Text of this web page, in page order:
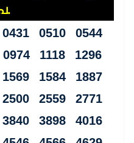
0510 0544
1118 1296
1584 1887
2559 2771
3898 4016